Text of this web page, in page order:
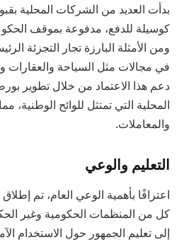
بدأت العديد من الشركات المحلية
كوسيلة للدفع، مدفوعة بموقف
ومن الأمثلة البارزة تجار التجزئة
في مجالات مثل السياحة والعقارات
دعم هذا الاعتماد من خلال تطوير
المحلية التي تمتثل للوائح الوطنية،
والمعاملات.
التعليم والوعي
اعترافًا بأهمية الوعي العام، تم
كل من المنظمات الحكومية وغير
إلى تعليم الجمهور حول الاستخدام